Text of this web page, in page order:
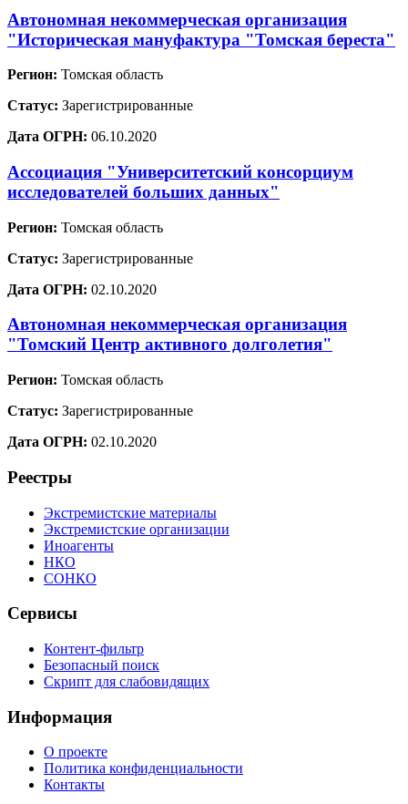
Автономная некоммерческая организация
"Историческая мануфактура "Томская береста"
Регион: Томская область
Статус: Зарегистрированные
Дата ОГРН: 06.10.2020
Ассоциация "Университетский консорциум
исследователей больших данных"
Регион: Томская область
Статус: Зарегистрированные
Дата ОГРН: 02.10.2020
Автономная некоммерческая организация
"Томский Центр активного долголетия"
Регион: Томская область
Статус: Зарегистрированные
Дата ОГРН: 02.10.2020
Реестры
Экстремистские материалы
Экстремистские организации
Иноагенты
НКО
СОНКО
Сервисы
Контент-фильтр
Безопасный поиск
Скрипт для слабовидящих
Информация
О проекте
Политика конфиденциальности
Контакты